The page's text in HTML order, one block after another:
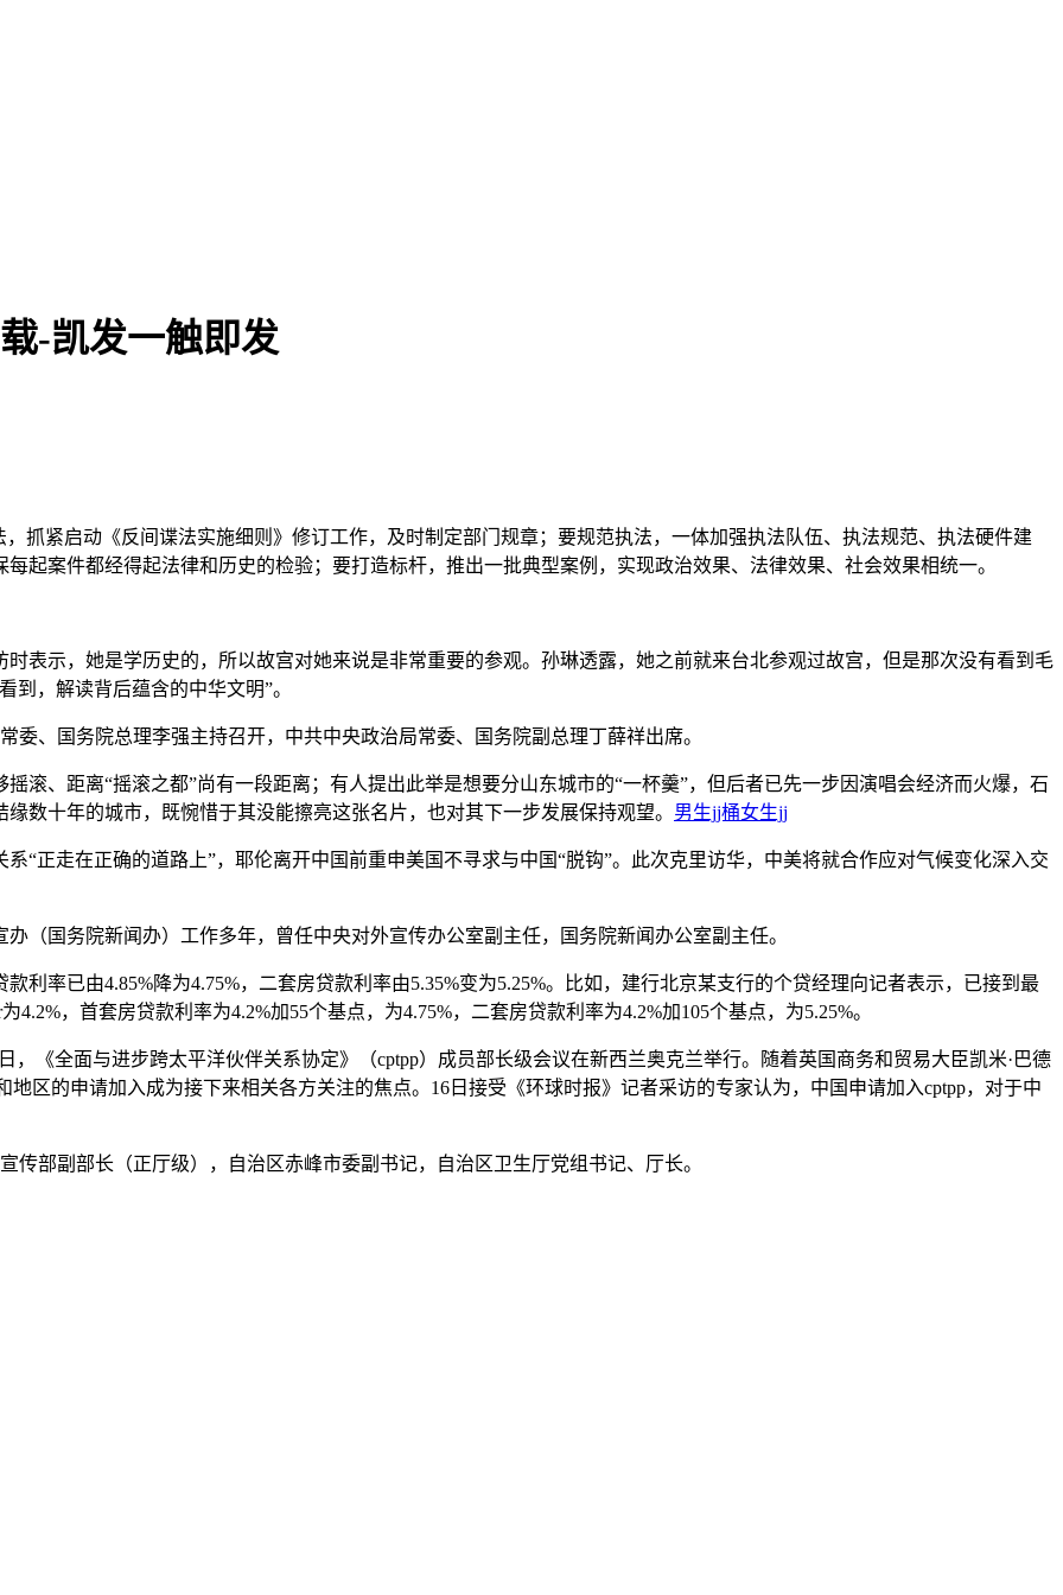
-凯发一触即发
紧启动《反间谍法实施细则》修订工作，及时制定部门规章；要规范执法，一体加强执法队伍、执法规范、执法硬件建
起案件都经得起法律和历史的检验；要打造标杆，推出一批典型案例，实现政治效果、法律效果、社会效果相统一。
示，她是学历史的，所以故宫对她来说是非常重要的参观。孙琳透露，她之前就来台北参观过故宫，但是那次没有看到毛
到，解读背后蕴含的中华文明”。
国务院总理李强主持召开，中共中央政治局常委、国务院副总理丁薛祥出席。
、距离“摇滚之都”尚有一段距离；有人提出此举是想要分山东城市的“一杯羹”，但后者已先一步因演唱会经济而火爆，石
数十年的城市，既惋惜于其没能擦亮这张名片，也对其下一步发展保持观望。 男生jj桶女生jj
走在正确的道路上”，耶伦离开中国前重申美国不寻求与中国“脱钩”。此次克里访华，中美将就合作应对气候变化深入交
国务院新闻办）工作多年，曾任中央对外宣传办公室副主任，国务院新闻办公室副主任。
已由4.85%降为4.75%，二套房贷款利率由5.35%变为5.25%。比如，建行北京某支行的个贷经理向记者表示，已接到最
，首套房贷款利率为4.2%加55个基点，为4.75%，二套房贷款利率为4.2%加105个基点，为5.25%。
全面与进步跨太平洋伙伴关系协定》（cptpp）成员部长级会议在新西兰奥克兰举行。随着英国商务和贸易大臣凯米·巴德
区的申请加入成为接下来相关各方关注的焦点。16日接受《环球时报》记者采访的专家认为，中国申请加入cptpp，对于中
副部长（正厅级），自治区赤峰市委副书记，自治区卫生厅党组书记、厅长。